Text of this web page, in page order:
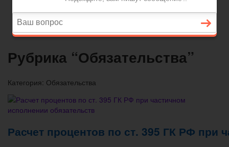
Заработная плата
Вопросы и ответы
Рубрика “Обязательства”
Категория: Обязательства
Расчет процентов по ст. 395 ГК РФ при